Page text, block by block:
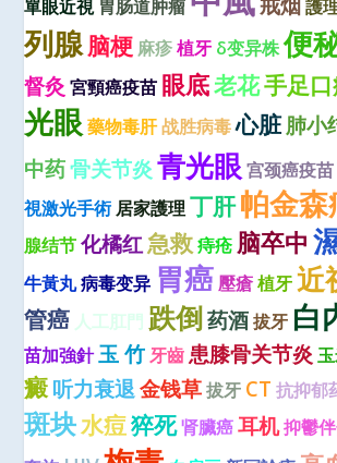
單眼近視 胃肠道肿瘤 護
列腺脑梗 麻疹 植牙 δ变异株便
督灸 宮頸癌疫苗 眼底老花手足
光眼 藥物毒肝战胜病毒 心脏肺小
中药骨关节炎 青光眼 宫颈癌疫苗
視激光手術 居家護理 丁肝帕金森
腺结节 化橘红急救 痔疮 脑卒中
牛黃丸病毒变异 胃癌 壓瘡 植牙 近
管癌 人工肛門 跌倒药酒 拔牙 白
苗加強針玉 竹 牙齒 患膝骨关节炎
癜听力衰退金钱草 拔牙 CT 抗抑郁
斑块水痘猝死肾臟癌 耳机抑鬱